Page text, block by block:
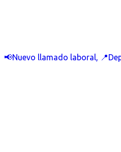
📢Nuevo llamado laboral,